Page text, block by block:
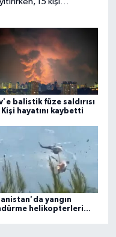
balistik füze saldırısı
Kişi hayatını kaybetti
yangın
helikopterleri